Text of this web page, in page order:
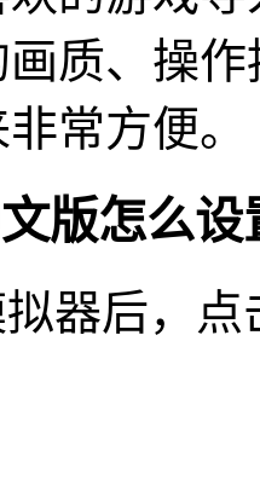
质、操
常方便。
版怎么设
拟器后，